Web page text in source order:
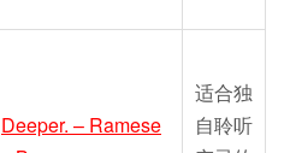
Deeper. – Ramese
适合独
自聆听